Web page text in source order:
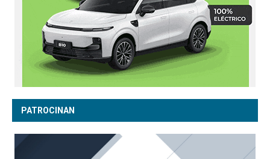
PATROCINAN